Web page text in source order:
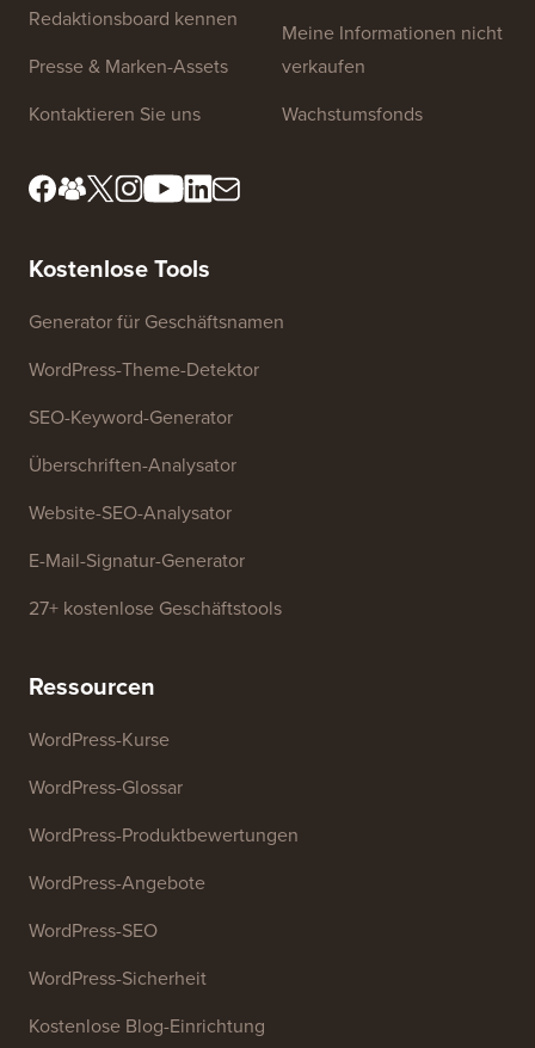
Redaktionsboard kennen
Presse & Marken-Assets
Kontaktieren Sie uns
Meine Informationen nicht
verkaufen
Wachstumsfonds
Kostenlose Tools
Generator für Geschäftsnamen
WordPress-Theme-Detektor
SEO-Keyword-Generator
Überschriften-Analysator
Website-SEO-Analysator
E-Mail-Signatur-Generator
27+ kostenlose Geschäftstools
Ressourcen
WordPress-Kurse
WordPress-Glossar
WordPress-Produktbewertungen
WordPress-Angebote
WordPress-SEO
WordPress-Sicherheit
Kostenlose Blog-Einrichtung